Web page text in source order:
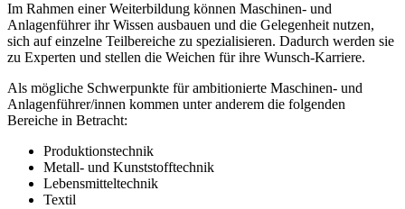
Im Rahmen einer Weiterbildung können Maschinen- und
Anlagenführer ihr Wissen ausbauen und die Gelegenheit nutzen,
sich auf einzelne Teilbereiche zu spezialisieren. Dadurch werden sie
zu Experten und stellen die Weichen für ihre Wunsch-Karriere.
Als mögliche Schwerpunkte für ambitionierte Maschinen- und
Anlagenführer/innen kommen unter anderem die folgenden
Bereiche in Betracht:
Produktionstechnik
Metall- und Kunststofftechnik
Lebensmitteltechnik
Textil